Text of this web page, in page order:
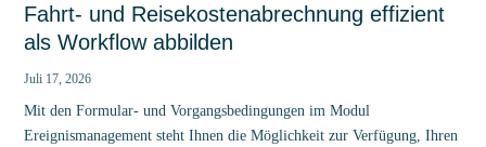
Fahrt- und Reisekostenabrechnung effizient
als Workflow abbilden
Juli 17, 2026
Mit den Formular- und Vorgangsbedingungen im Modul
Ereignismanagement steht Ihnen die Möglichkeit zur Verfügung, Ihren